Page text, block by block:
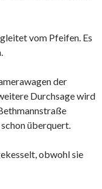
vom Pfeifen. Es
der
Durchsage wird
überquert.
obwohl sie